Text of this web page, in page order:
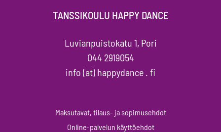
TANSSIKOULU HAPPY DANCE
Luvianpuistokatu 1, Pori
044 2919054
info (at) happydance . fi
Maksutavat, tilaus- ja sopimusehdot
Online-palvelun käyttöehdot